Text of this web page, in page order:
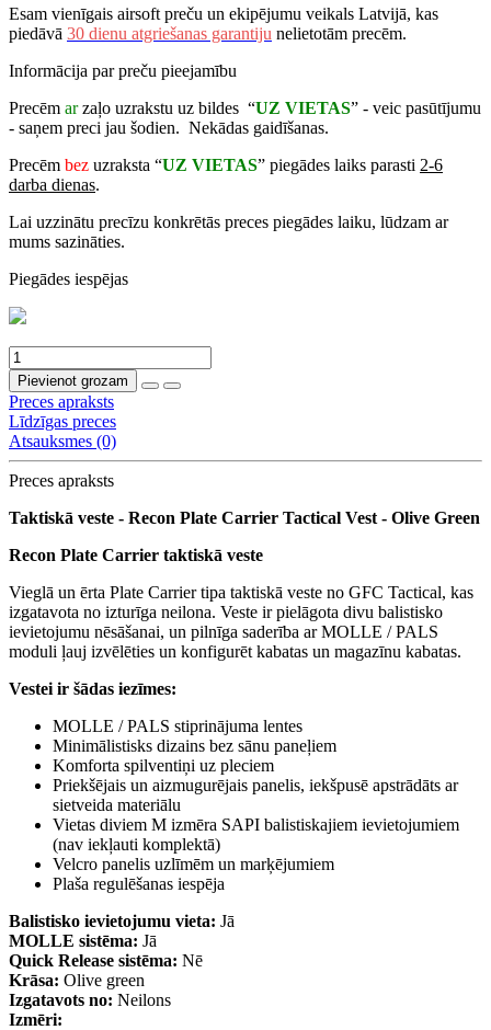
Esam vienīgais airsoft preču un ekipējumu veikals Latvijā, kas
piedāvā 30 dienu atgriešanas garantiju nelietotām precēm.
Informācija par preču pieejamību
Precēm arzaļo uzrakstu uz bildes “UZ VIETAS” - veic pasūtījumu
- saņem preci jau šodien. Nekādas gaidīšanas.
Precēm bez uzraksta “UZ VIETAS” piegādes laiks parasti 2-6
darba dienas.
Lai uzzinātu precīzu konkrētās preces piegādes laiku, lūdzam ar
mums sazināties.
Piegādes iespējas
Pievienot grozam
Preces apraksts
Līdzīgas preces
Atsauksmes (0)
Preces apraksts
Taktiskā veste - Recon Plate Carrier Tactical Vest - Olive Green
Recon Plate Carrier taktiskā veste
Vieglā un ērta Plate Carrier tipa taktiskā veste no GFC Tactical, kas
izgatavota no izturīga neilona. Veste ir pielāgota divu balistisko
ievietojumu nēsāšanai, un pilnīga saderība ar MOLLE / PALS
moduli ļauj izvēlēties un konfigurēt kabatas un magazīnu kabatas.
Vestei ir šādas iezīmes:
MOLLE / PALS stiprinājuma lentes
Minimālistisks dizains bez sānu paneļiem
Komforta spilventiņi uz pleciem
Priekšējais un aizmugurējais panelis, iekšpusē apstrādāts ar
sietveida materiālu
Vietas diviem M izmēra SAPI balistiskajiem ievietojumiem
(nav iekļauti komplektā)
Velcro panelis uzlīmēm un marķējumiem
Plaša regulēšanas iespēja
Balistisko ievietojumu vieta: Jā
MOLLE sistēma: Jā
Quick Release sistēma: Nē
Krāsa: Olive green
Izgatavots no: Neilons
Izmēri: